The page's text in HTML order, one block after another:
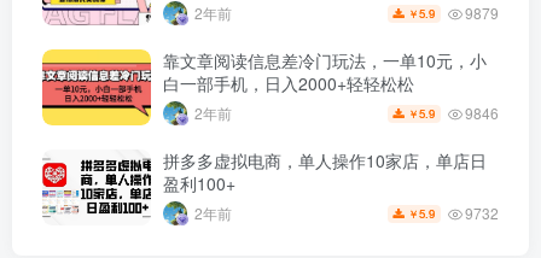
2年前 ￥5.9 9879
靠文章阅读信息差冷门玩法，一单10元，小
白一部手机，日入2000+轻轻松松
2年前 ￥5.9 9846
拼多多虚拟电商，单人操作10家店，单店日
盈利100+
2年前 ￥5.9 9732